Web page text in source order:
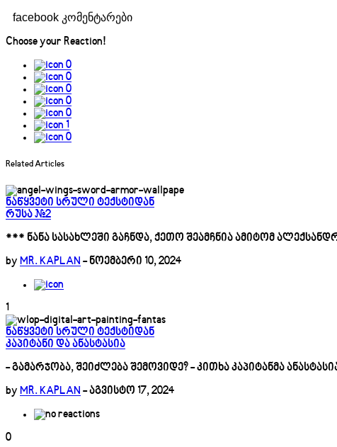
facebook კომენტარები
Choose yourReaction!
0
0
0
0
0
1
0
Related Articles
ნაწყვეტი სრული ტექსტიდან
რუსა #2
*** ნანა სასახლეში გაჩნდა, ქეთო შეამჩნია ამიტომ
by MR. KAPLAN -ნოემბერი 10, 2024
1
ნაწყვეტი სრული ტექსტიდან
კაპიტანი და ანასტასია
- გამარჯობა, შეიძლება შემოვიდე? - კითხა კაპიტანმა
by MR. KAPLAN -აგვისტო 17, 2024
0